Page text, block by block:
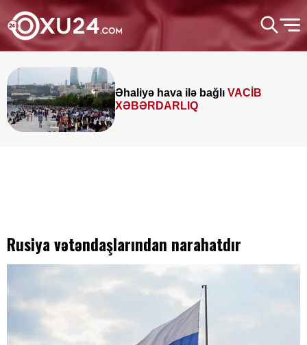
Əhaliyə hava ilə bağlı VACİB
XƏBƏRDARLIQ
Rusiya vətəndaşlarından narahatdır